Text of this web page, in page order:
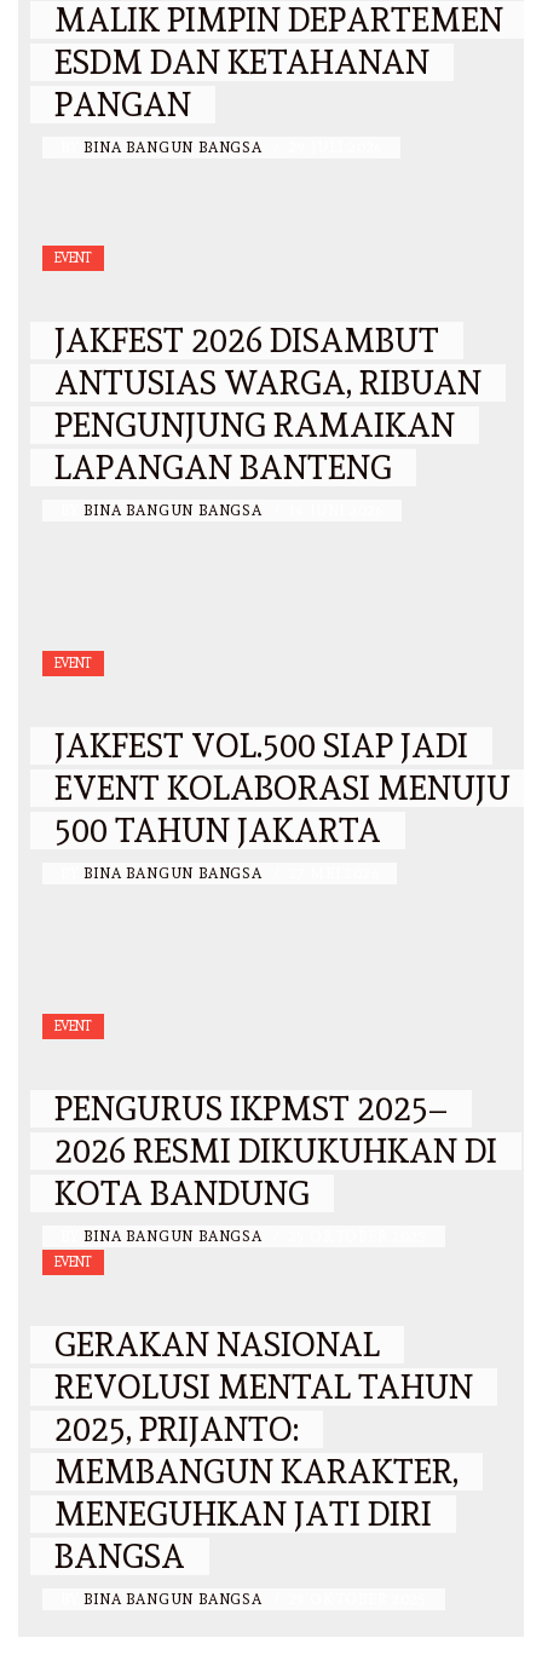
MALIK PIMPIN DEPARTEMEN
ESDM DAN KETAHANAN
PANGAN
BINA BANGUN BANGSA
EVENT
JAKFEST 2026 DISAMBUT
ANTUSIAS WARGA, RIBUAN
PENGUNJUNG RAMAIKAN
LAPANGAN BANTENG
BINA BANGUN BANGSA
EVENT
JAKFEST VOL.500 SIAP JADI
EVENT KOLABORASI MENUJU
500 TAHUN JAKARTA
BINA BANGUN BANGSA
EVENT
PENGURUS IKPMST 2025–
2026 RESMI DIKUKUHKAN DI
KOTA BANDUNG
BINA BANGUN BANGSA
EVENT
GERAKAN NASIONAL
REVOLUSI MENTAL TAHUN
2025, PRIJANTO:
MEMBANGUN KARAKTER,
MENEGUHKAN JATI DIRI
BANGSA
BINA BANGUN BANGSA